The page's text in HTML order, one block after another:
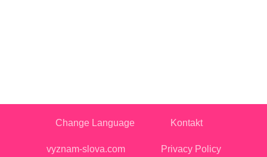
Change Language Kontakt
vyznam-slova.com Privacy Policy